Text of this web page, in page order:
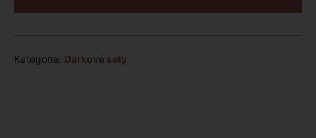
Kategorie: Dárkové sety